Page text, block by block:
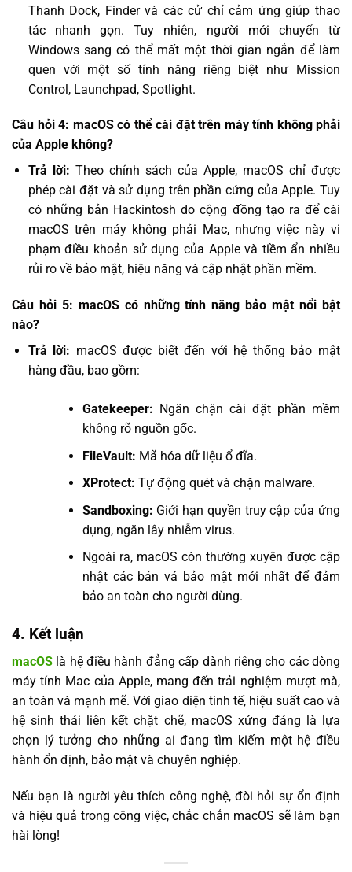
Thanh Dock, Finder và các cử chỉ cảm ứng giúp thao
tác nhanh gọn. Tuy nhiên, người mới chuyển từ
Windows sang có thể mất một thời gian ngắn để làm
quen với một số tính năng riêng biệt như Mission
Control, Launchpad, Spotlight.
Câu hỏi 4: macOS có thể cài đặt trên máy tính không phải
của Apple không?
Trả lời: Theo chính sách của Apple, macOS chỉ được
phép cài đặt và sử dụng trên phần cứng của Apple. Tuy
có những bản Hackintosh do cộng đồng tạo ra để cài
macOS trên máy không phải Mac, nhưng việc này vi
phạm điều khoản sử dụng của Apple và tiềm ẩn nhiều
rủi ro về bảo mật, hiệu năng và cập nhật phần mềm.
Câu hỏi 5: macOS có những tính năng bảo mật nổi bật
nào?
Trả lời: macOS được biết đến với hệ thống bảo mật
hàng đầu, bao gồm:
Gatekeeper: Ngăn chặn cài đặt phần mềm
không rõ nguồn gốc.
FileVault: Mã hóa dữ liệu ổ đĩa.
XProtect: Tự động quét và chặn malware.
Sandboxing: Giới hạn quyền truy cập của ứng
dụng, ngăn lây nhiễm virus.
Ngoài ra, macOS còn thường xuyên được cập
nhật các bản vá bảo mật mới nhất để đảm
bảo an toàn cho người dùng.
4. Kết luận
macOS là hệ điều hành đẳng cấp dành riêng cho các dòng
máy tính Mac của Apple, mang đến trải nghiệm mượt mà,
an toàn và mạnh mẽ. Với giao diện tinh tế, hiệu suất cao và
hệ sinh thái liên kết chặt chẽ, macOS xứng đáng là lựa
chọn lý tưởng cho những ai đang tìm kiếm một hệ điều
hành ổn định, bảo mật và chuyên nghiệp.
Nếu bạn là người yêu thích công nghệ, đòi hỏi sự ổn định
và hiệu quả trong công việc, chắc chắn macOS sẽ làm bạn
hài lòng!